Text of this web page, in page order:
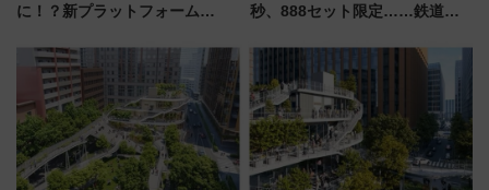
に！？新プラットフォーム
マホで簡単申請 物販や演奏会な
どに【JR東日本】
秒、888セット限定……鉄道各
たち